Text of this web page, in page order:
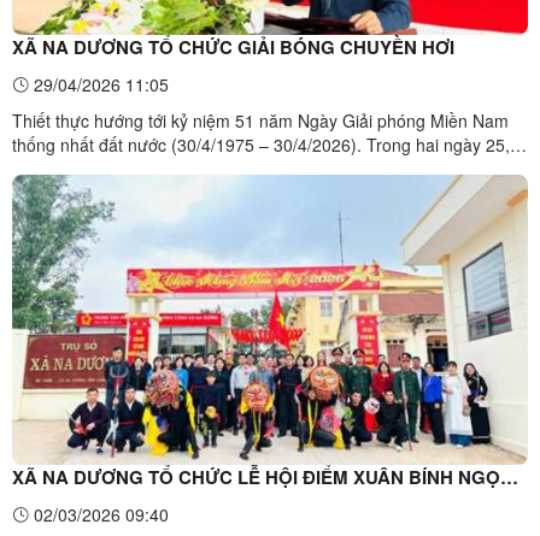
XÃ NA DƯƠNG TỔ CHỨC GIẢI BÓNG CHUYỀN HƠI
29/04/2026 11:05
Thiết thực hướng tới kỷ niệm 51 năm Ngày Giải phóng Miền Nam
thống nhất đất nước (30/4/1975 – 30/4/2026). Trong hai ngày 25,
chuyền hơi năm 2026. Đồng chí Lành Văn Kiên, Phó Chủ tịch
UBND xã phát biểu khai mạc GiảiGiải lần này có 16 đội ...
XÃ NA DƯƠNG TỔ CHỨC LỄ HỘI ĐIỂM XUÂN BÍNH NGỌ
202602/03/2026 09:40